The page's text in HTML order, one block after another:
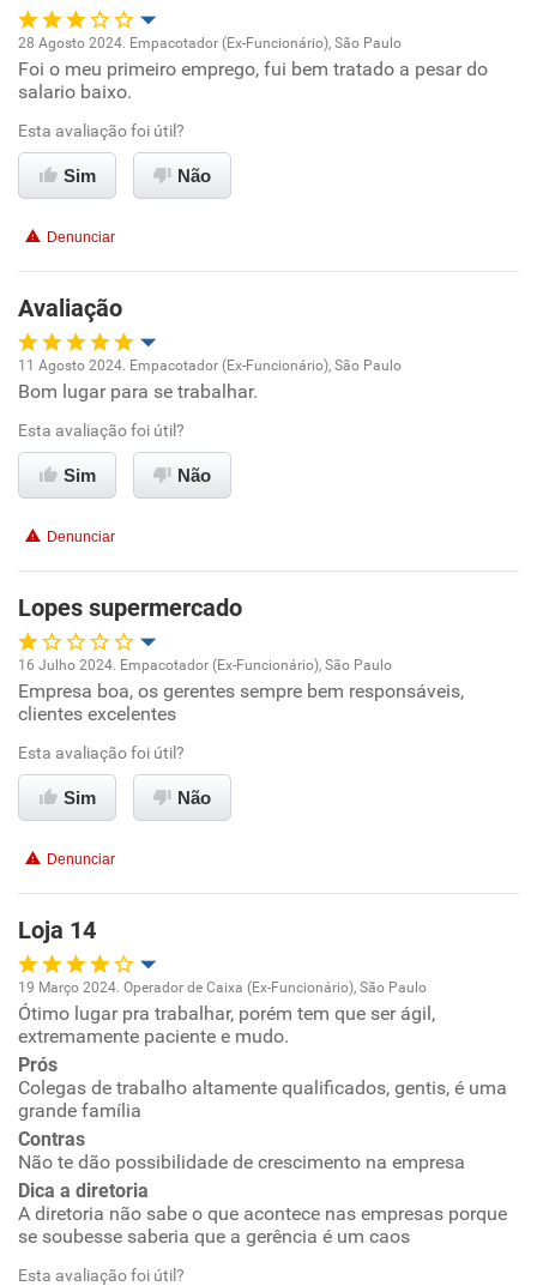
Recomenda esta empresa
Recomenda a diretoria
Oportunidade de promoção
Ambiente de trabalho
Conciliação com a vida familiar
Não recomenda esta empresa
Não recomenda a diretoria
28 Agosto 2024. Empacotador (Ex-Funcionário), São Paulo
Foi o meu primeiro emprego, fui bem tratado a pesar do
salario baixo.
Esta avaliação foi útil?
Sim Não
Denunciar
Avaliação
Oportunidade de promoção
Ambiente de trabalho
Benefícios
Recomenda esta empresa
11 Agosto 2024. Empacotador (Ex-Funcionário), São Paulo
Bom lugar para se trabalhar.
Esta avaliação foi útil?
Sim Não
Denunciar
Lopes supermercado
Oportunidade de promoção
Ambiente de trabalho
Conciliação com a vida familiar
Não recomenda esta empresa
Recomenda a diretoria
16 Julho 2024. Empacotador (Ex-Funcionário), São Paulo
Empresa boa, os gerentes sempre bem responsáveis,
clientes excelentes
Esta avaliação foi útil?
Sim Não
Denunciar
Loja 14
Oportunidade de promoção
Ambiente de trabalho
Conciliação com a vida familiar
Benefícios
19 Março 2024. Operador de Caixa (Ex-Funcionário), São Paulo
Ótimo lugar pra trabalhar, porém tem que ser ágil,
extremamente paciente e mudo.
Prós
Colegas de trabalho altamente qualificados, gentis, é uma
grande família
Contras
Não te dão possibilidade de crescimento na empresa
Dica a diretoria
A diretoria não sabe o que acontece nas empresas porque
se soubesse saberia que a gerência é um caos
Esta avaliação foi útil?